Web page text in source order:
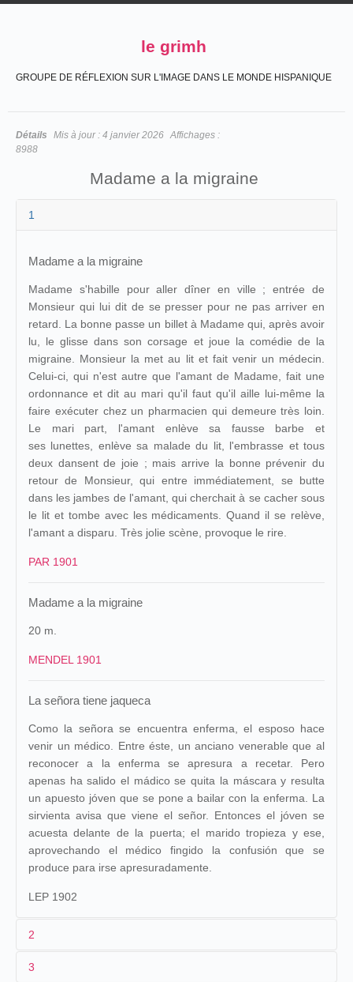
le grimh
GROUPE DE RÉFLEXION SUR L'IMAGE DANS LE MONDE HISPANIQUE
Détails Mis à jour : 4 janvier 2026 Affichages :
8988
Madame a la migraine
1
Madame a la migraine
Madame s'habille pour aller dîner en ville ; entrée de
Monsieur qui lui dit de se presser pour ne pas arriver en
retard. La bonne passe un billet à Madame qui, après avoir
lu, le glisse dans son corsage et joue la comédie de la
migraine. Monsieur la met au lit et fait venir un médecin.
Celui-ci, qui n'est autre que l'amant de Madame, fait une
ordonnance et dit au mari qu'il faut qu'il aille lui-même la
faire exécuter chez un pharmacien qui demeure très loin.
Le mari part, l'amant enlève sa fausse barbe et
ses lunettes, enlève sa malade du lit, l'embrasse et tous
deux dansent de joie ; mais arrive la bonne prévenir du
retour de Monsieur, qui entre immédiatement, se butte
dans les jambes de l'amant, qui cherchait à se cacher sous
le lit et tombe avec les médicaments. Quand il se relève,
l'amant a disparu. Très jolie scène, provoque le rire.
PAR 1901
Madame a la migraine
20 m.
MENDEL 1901
La señora tiene jaqueca
Como la señora se encuentra enferma, el esposo hace
venir un médico. Entre éste, un anciano venerable que al
reconocer a la enferma se apresura a recetar. Pero
apenas ha salido el mádico se quita la máscara y resulta
un apuesto jóven que se pone a bailar con la enferma. La
sirvienta avisa que viene el señor. Entonces el jóven se
acuesta delante de la puerta; el marido tropieza y ese,
aprovechando el médico fingido la confusión que se
produce para irse apresuradamente.
LEP 1902
2
1
3